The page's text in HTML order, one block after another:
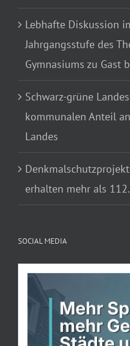
Lebhafte Diskussion
Jahrgangsstufe des
Gymnasiums zu Gast
Schwarz-grüne
kommunalen Anteil
Landes
erhalten mehr als
SOCIAL MEDIA